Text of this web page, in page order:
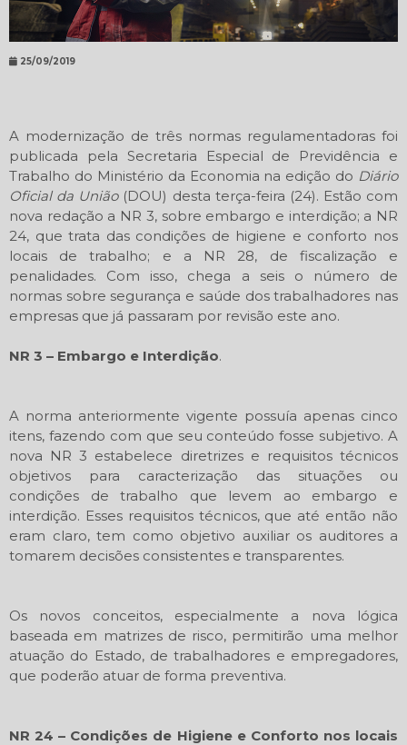
25/09/2019
A modernização de três normas regulamentadoras foi
publicada pela Secretaria Especial de Previdência e
Trabalho do Ministério da Economia na edição do Diário
Oficial da União(DOU) desta terça-feira (24). Estão com
nova redação a NR 3, sobre embargo e interdição; a NR
24, que trata das condições de higiene e conforto nos
locais de trabalho; e a NR 28, de fiscalização e
penalidades. Com isso, chega a seis o número de
normas sobre segurança e saúde dos trabalhadores nas
empresas que já passaram por revisão este ano.
NR 3 – Embargo e Interdição.
A norma anteriormente vigente possuía apenas cinco
itens, fazendo com que seu conteúdo fosse subjetivo. A
nova NR 3 estabelece diretrizes e requisitos técnicos
objetivos para caracterização das situações ou
condições de trabalho que levem ao embargo e
interdição. Esses requisitos técnicos, que até então não
eram claro, tem como objetivo auxiliar os auditores a
tomarem decisões consistentes e transparentes.
Os novos conceitos, especialmente a nova lógica
baseada em matrizes de risco, permitirão uma melhor
atuação do Estado, de trabalhadores e empregadores,
que poderão atuar de forma preventiva.
NR 24 – Condições de Higiene e Conforto nos locais